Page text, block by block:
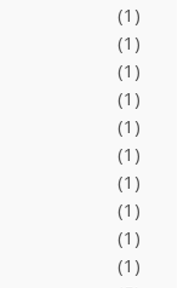
(1)
(1)
(1)
(1)
(1)
(1)
(1)
(1)
(1)
(1)